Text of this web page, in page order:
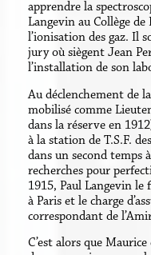
apprendre la
Langevin au Collège
l’ionisation des gaz. Il
jury où siègent Jean
l’installation de son
Au déclenchement de
mobilisé comme
dans la réserve en
à la station de T.S.F.
dans un second temps
recherches pour
1915, Paul Langevin
à Paris et le charge
correspondant de
C’est alors que